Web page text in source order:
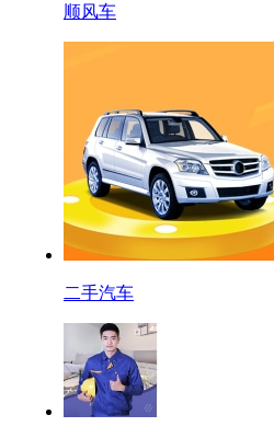
顺风车
二手汽车